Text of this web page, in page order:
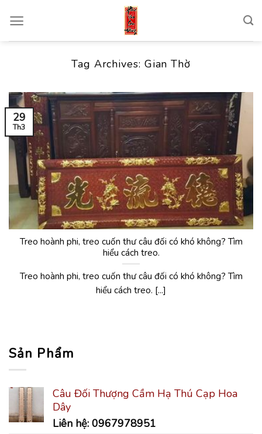
content
Tag Archives: Gian Thờ
Treo hoành phi, treo cuốn thư câu đối có khó không? Tìm
hiểu cách treo.
Treo hoành phi, treo cuốn thư câu đối có khó không? Tìm
hiểu cách treo. [...]
29
Th3
Sản Phẩm
Câu Đối Thượng Cầm Hạ Thú Cạp Hoa
Dây
Liên hệ: 0967978951